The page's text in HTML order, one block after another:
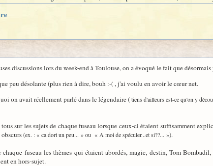
discussions lors du week-end à Toulouse, on a évoqué le fait que
peu désolante (plus rien à dire, bouh :-( , j'ai voulu en avoir le cœur net.
on avait réellement parlé dans le légendaire (tiens d'ailleurs est-ce qu'on y
tous sur les sujets de chaque fuseau lorsque ceux-ci étaient suffisamment
(ex. : « ca dort un peu... » ou « A moi de spéculer...et si??... »).
fuseau les thèmes qui étaient abordés, magie, destin, Tom
en hors-sujet.